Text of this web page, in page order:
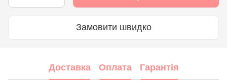
Замовити швидко
Доставка Оплата Гарантія